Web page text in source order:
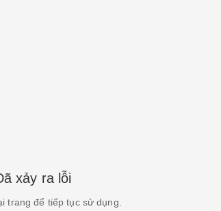
xảy ra lỗi
trang để tiếp tục sử dụng.